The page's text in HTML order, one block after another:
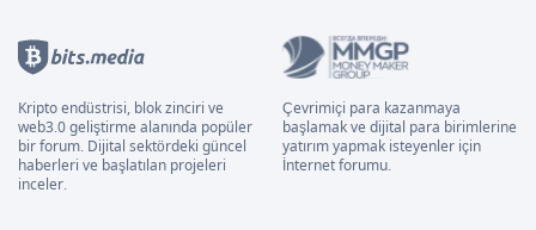
Kripto endüstrisi, blok zinciri ve
web3.0 geliştirme alanında popüler
bir forum. Dijital sektördeki güncel
haberleri ve başlatılan projeleri
inceler.
Çevrimiçi para kazanmaya
başlamak ve dijital para birimlerine
yatırım yapmak isteyenler için
İnternet forumu.